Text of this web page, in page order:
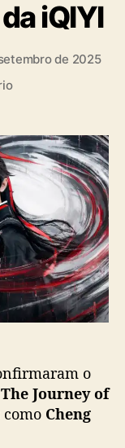
iQIYI
de 2025
e
T
h
e
J
o
u
n
e
e
g
o
The Journey of
Cheng